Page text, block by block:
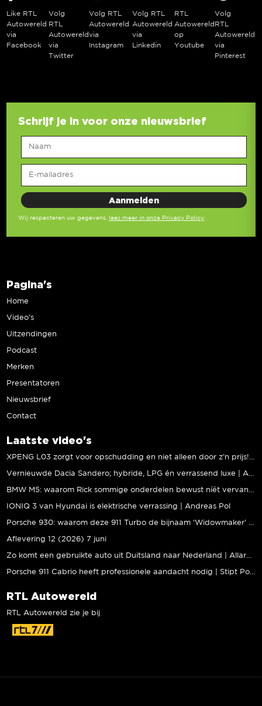
Like RTL
Autowereld
via
Facebook
Volg
RTL
Autowereld
via
Twitter
Volg RTL
Autowereld
via
Instagram
Volg RTL
Autowereld
via
Linkedin
RTL
Autowereld
op
Youtube
Volg
RTL
Autowereld
via
Pinterest
Schrijf je in voor onze nieuwsbrief
Wij respecteren uw gegevens, lees meer in onze Privacy Policy
Pagina's
Home
Video’s
Uitzendingen
Podcast
Merken
Presentatoren
Nieuwsbrief
Contact
Laatste video's
IONIQ 3 van Hyundai is elektrische verrassing | Andreas Pol
Aflevering 12 (2026) 7 juni
RTL Autowereld
RTL Autowereld zie je bij